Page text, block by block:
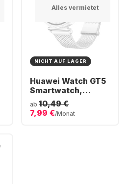
Alles vermietet
NICHT AUF LAGER
Huawei Watch GT5
Smartwatch,
Stainless Steel
Case, 41mm
ab 10,49 €
7,99 €/Monat